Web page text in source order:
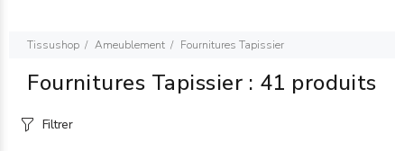
Tissushop Ameublement Fournitures Tapissier
Fournitures Tapissier : 41 produits
Filtrer